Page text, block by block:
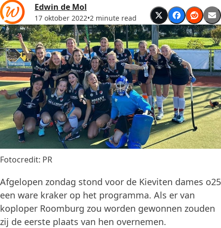
Edwin de Mol
17 oktober 2022•2 minute read
Fotocredit: PR
Afgelopen zondag stond voor de Kieviten dames o25
een ware kraker op het programma. Als er van
koploper Roomburg zou worden gewonnen zouden
zij de eerste plaats van hen overnemen.